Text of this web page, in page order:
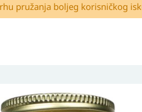
pružanja boljeg korisničkog